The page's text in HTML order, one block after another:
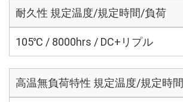
耐久性 規定温度/規定時間/負荷
105℃ / 8000hrs / DC+リプル
高温無負荷特性 規定温度/規定時間